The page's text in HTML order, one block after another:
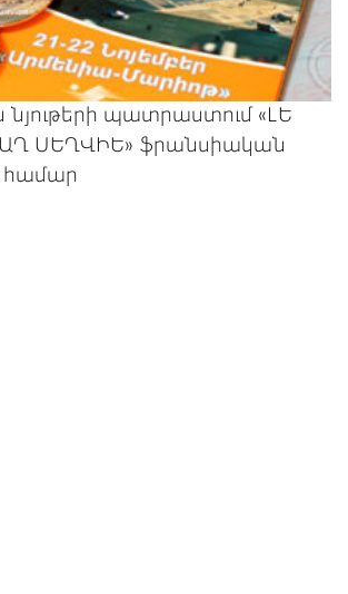
պատրաստում «ԼԵ
ՍԵՂՎԻԵ» ֆրանսիական
համար